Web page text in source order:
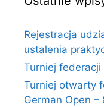
Rejestracja
ustalenia
Turniej
Turniej otwarty
German Open –